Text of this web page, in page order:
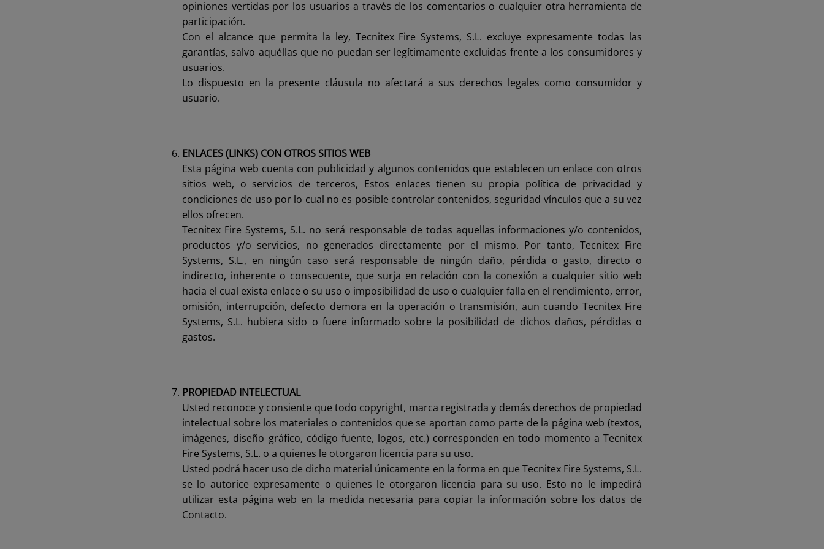
opiniones vertidas por los usuarios a través de los comentarios o cualquier otra herramienta de
participación.
Con el alcance que permita la ley, Tecnitex Fire Systems, S.L. excluye expresamente todas las
garantías, salvo aquéllas que no puedan ser legítimamente excluidas frente a los consumidores y
usuarios.
Lo dispuesto en la presente cláusula no afectará a sus derechos legales como consumidor y
usuario.
ENLACES (LINKS) CON OTROS SITIOS WEB
Esta página web cuenta con publicidad y algunos contenidos que establecen un enlace con otros
sitios web, o servicios de terceros, Estos enlaces tienen su propia política de privacidad y
condiciones de uso por lo cual no es posible controlar contenidos, seguridad vínculos que a su vez
ellos ofrecen.
Tecnitex Fire Systems, S.L. no será responsable de todas aquellas informaciones y/o contenidos,
productos y/o servicios, no generados directamente por el mismo. Por tanto, Tecnitex Fire
Systems, S.L., en ningún caso será responsable de ningún daño, pérdida o gasto, directo o
indirecto, inherente o consecuente, que surja en relación con la conexión a cualquier sitio web
hacia el cual exista enlace o su uso o imposibilidad de uso o cualquier falla en el rendimiento, error,
omisión, interrupción, defecto demora en la operación o transmisión, aun cuando Tecnitex Fire
Systems, S.L. hubiera sido o fuere informado sobre la posibilidad de dichos daños, pérdidas o
gastos.
PROPIEDAD INTELECTUAL
Usted reconoce y consiente que todo copyright, marca registrada y demás derechos de propiedad
intelectual sobre los materiales o contenidos que se aportan como parte de la página web (textos,
imágenes, diseño gráfico, código fuente, logos, etc.) corresponden en todo momento a Tecnitex
Fire Systems, S.L. o a quienes le otorgaron licencia para su uso.
Usted podrá hacer uso de dicho material únicamente en la forma en que Tecnitex Fire Systems, S.L.
se lo autorice expresamente o quienes le otorgaron licencia para su uso. Esto no le impedirá
utilizar esta página web en la medida necesaria para copiar la información sobre los datos de
Contacto.